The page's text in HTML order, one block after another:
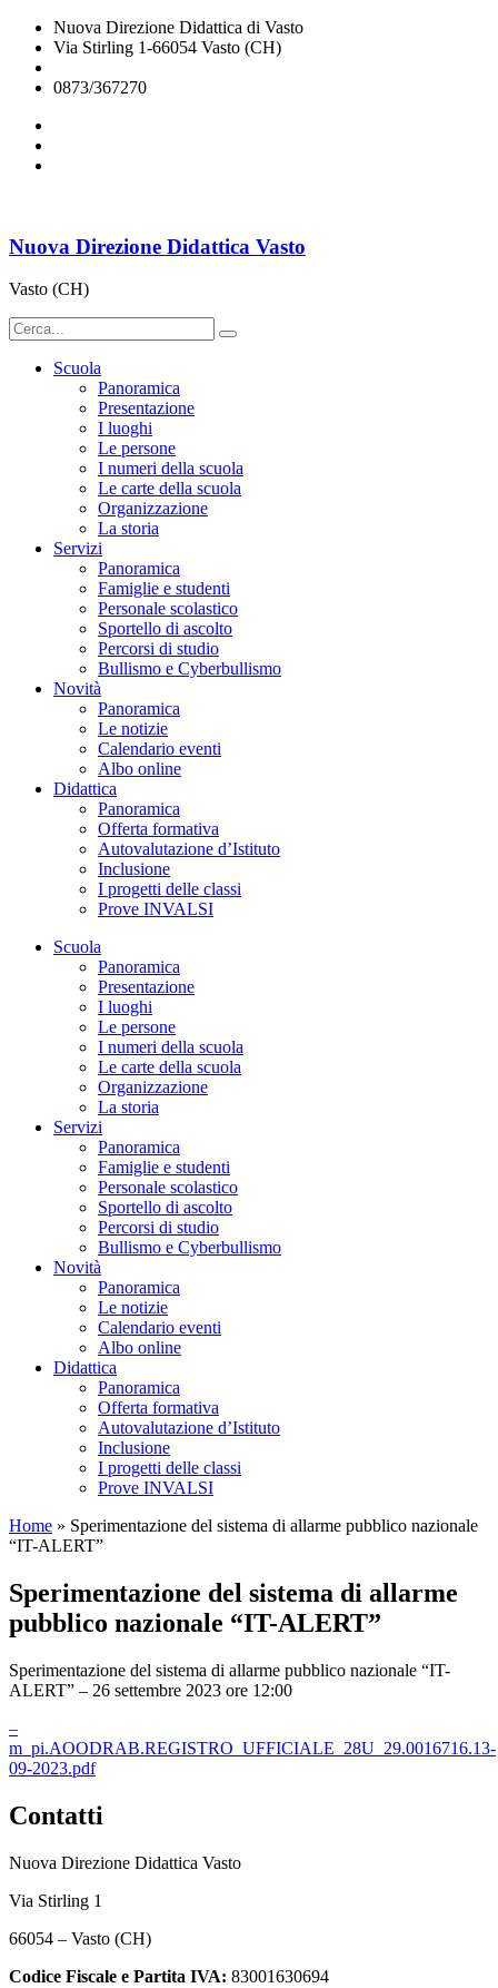
Nuova Direzione Didattica di Vasto
Via Stirling 1-66054 Vasto (CH)
0873/367270
Nuova Direzione Didattica Vasto
Vasto (CH)
Scuola
Panoramica
Presentazione
I luoghi
Le persone
I numeri della scuola
Le carte della scuola
Organizzazione
La storia
Servizi
Panoramica
Famiglie e studenti
Personale scolastico
Sportello di ascolto
Percorsi di studio
Bullismo e Cyberbullismo
Novità
Panoramica
Le notizie
Calendario eventi
Albo online
Didattica
Panoramica
Offerta formativa
Autovalutazione d’Istituto
Inclusione
I progetti delle classi
Prove INVALSI
Scuola
Panoramica
Presentazione
I luoghi
Le persone
I numeri della scuola
Le carte della scuola
Organizzazione
La storia
Servizi
Panoramica
Famiglie e studenti
Personale scolastico
Sportello di ascolto
Percorsi di studio
Bullismo e Cyberbullismo
Novità
Panoramica
Le notizie
Calendario eventi
Albo online
Didattica
Panoramica
Offerta formativa
Autovalutazione d’Istituto
Inclusione
I progetti delle classi
Prove INVALSI
Home » Sperimentazione del sistema di allarme pubblico nazionale
“IT-ALERT”
Sperimentazione del sistema di allarme
pubblico nazionale “IT-ALERT”
Sperimentazione del sistema di allarme pubblico nazionale “IT-
ALERT” – 26 settembre 2023 ore 12:00
–
m_pi.AOODRAB.REGISTRO_UFFICIALE_28U_29.0016716.13-
09-2023.pdf
Contatti
Nuova Direzione Didattica Vasto
Via Stirling 1
66054 – Vasto (CH)
Codice Fiscale e Partita IVA: 83001630694